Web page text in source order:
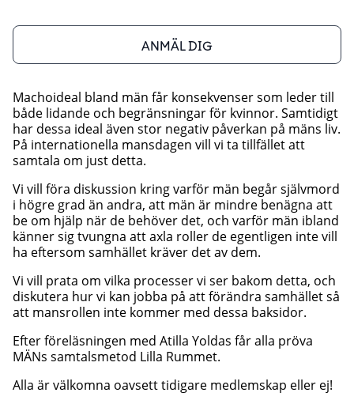
ANMÄL DIG
Machoideal bland män får konsekvenser som leder till
både lidande och begränsningar för kvinnor. Samtidigt
har dessa ideal även stor negativ påverkan på mäns liv.
På internationella mansdagen vill vi ta tillfället att
samtala om just detta.
Vi vill föra diskussion kring varför män begår självmord
i högre grad än andra, att män är mindre benägna att
be om hjälp när de behöver det, och varför män ibland
känner sig tvungna att axla roller de egentligen inte vill
ha eftersom samhället kräver det av dem.
Vi vill prata om vilka processer vi ser bakom detta, och
diskutera hur vi kan jobba på att förändra samhället så
att mansrollen inte kommer med dessa baksidor.
Efter föreläsningen med Atilla Yoldas får alla pröva
MÄNs samtalsmetod Lilla Rummet.
Alla är välkomna oavsett tidigare medlemskap eller ej!